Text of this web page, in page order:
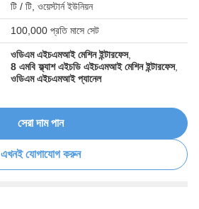
টি / টি, ওয়েস্টার্ন ইউনিয়ন
100,000 প্রতি মাসে সেট
ওডিএম এইচএমআই মেশিন ইন্টারফেস,
8 এমবি ফ্ল্যাশ এইচডি এইচএমআই মেশিন ইন্টারফেস,
ওডিএম এইচএমআই প্যানেল
সেরা দাম পান
এখনই যোগাযোগ করুন